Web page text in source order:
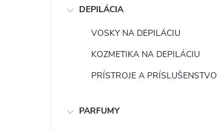
DEPILÁCIA
VOSKY NA DEPILÁCIU
KOZMETIKA NA DEPILÁCIU
PRÍSTROJE A PRÍSLUŠENSTVO
PARFUMY